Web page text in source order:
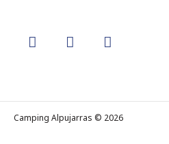
Camping Alpujarras © 2026